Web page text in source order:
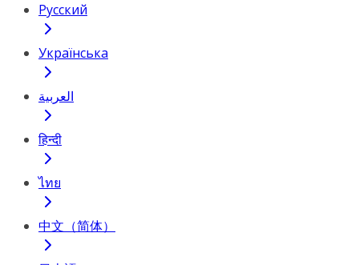
Русский
Українська
العربية
हिन्दी
ไทย
中文（简体）